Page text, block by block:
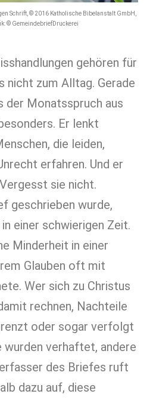
Schrift, © 2016 Katholische Bibelanstalt GmbH,
© GemeindebriefDruckerei
gehören für
nicht zum Alltag. Gerade
der Monatsspruch aus
Er lenkt
die leiden,
erfahren. Und er
sie nicht.
geschrieben wurde,
einer schwierigen Zeit.
Minderheit in einer
Glauben oft mit
Wer sich zu Christus
rechnen, Nachteile
oder sogar verfolgt
wurden verhaftet, andere
des Briefes ruft
dazu auf, diese